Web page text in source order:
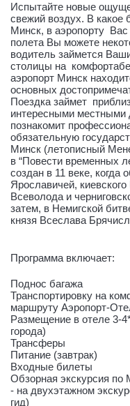
Испытайте новые
свежий воздух. В какое
Минск, в аэропорту
полета Вы можете
водитель займется
столицы на
аэропорт Минск
основных
Поездка займет
интересными местными
познакомит
обязательную
Минск (летописный
в “Повести временных
создан в 11 веке, когда
Ярославичей,
Всеволода и
затем, в Немигской
князя Всеслава
Программа включает:
Поднос багажа
Транспортировку на
маршруту Аэропорт-
Размещение в отеле 3-
города)
Трансферы
Питание (завтрак)
Входные билеты
Обзорная экскурсия по
- на двухэтажном
гид)